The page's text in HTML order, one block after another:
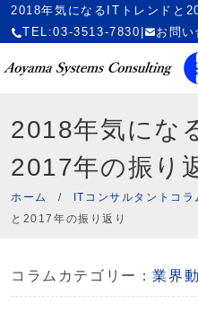
2018年気になるITトレンドと
TEL:03-3513-7830
お問い
2018年気にな
2017年の振り
ホーム / ITコンサルタントコラ
と2017年の振り返り
コラムカテゴリー：業界